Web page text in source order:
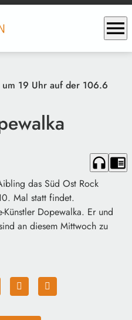
menu
19 Uhr auf der 106.6
headphones chrome_reader_mode
das Süd Ost Rock
Mal statt findet.
Dopewalka. Er und
an diesem Mittwoch zu